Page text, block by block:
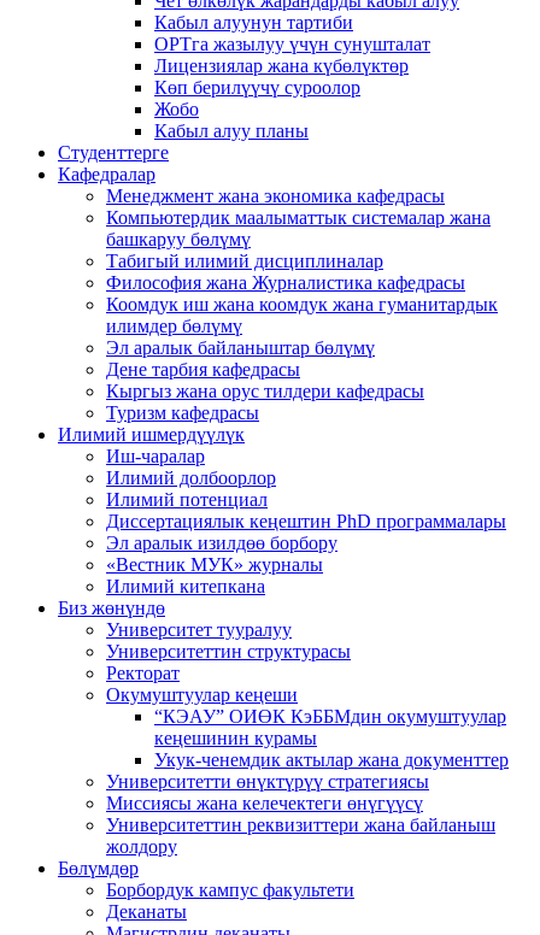
Кабыл алуунун тартиби
ОРТга жазылуу үчүн сунушталат
Лицензиялар жана күбөлүктөр
Көп берилүүчү суроолор
Жобо
Кабыл алуу планы
Студенттерге
Кафедралар
Менеджмент жана экономика кафедрасы
Компьютердик маалыматтык системалар жана
башкаруу бөлүмү
Табигый илимий дисциплиналар
Философия жана Журналистика кафедрасы
Коомдук иш жана коомдук жана гуманитардык
илимдер бөлүмү
Эл аралык байланыштар бөлүмү
Дене тарбия кафедрасы
Кыргыз жана орус тилдери кафедрасы
Туризм кафедрасы
Илимий ишмердүүлүк
Иш-чаралар
Илимий долбоорлор
Илимий потенциал
Диссертациялык кеңештин PhD программалары
Эл аралык изилдөө борбору
«Вестник МУК» журналы
Илимий китепкана
Биз жөнүндө
Университет тууралуу
Университеттин структурасы
Ректорат
Окумуштуулар кеңеши
“КЭАУ” ОИӨК КэББМдин окумуштуулар
кеңешинин курамы
Укук-ченемдик актылар жана документтер
Университетти өнүктүрүү стратегиясы
Миссиясы жана келечектеги өнүгүүсү
Университеттин реквизиттери жана байланыш
жолдору
Бөлүмдөр
Борбордук кампус факультети
Деканаты